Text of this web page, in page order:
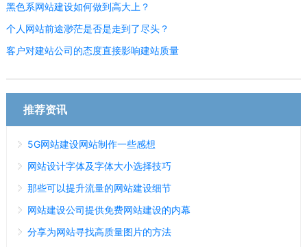
黑色系网站建设如何做到高大上？
个人网站前途渺茫是否是走到了尽头？
客户对建站公司的态度直接影响建站质量
推荐资讯
5G网站建设网站制作一些感想
网站设计字体及字体大小选择技巧
那些可以提升流量的网站建设细节
网站建设公司提供免费网站建设的内幕
分享为网站寻找高质量图片的方法